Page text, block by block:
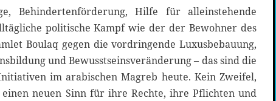
Behindertenförderung, Hilfe für alleinstehende
politische Kampf wie der der Bewohner des
Boulaq gegen die vordringende Luxusbebauung,
und Bewusstseinsveränderung – das sind die
im arabischen Magreb heute. Kein Zweifel,
neuen Sinn für ihre Rechte, ihre Pflichten und